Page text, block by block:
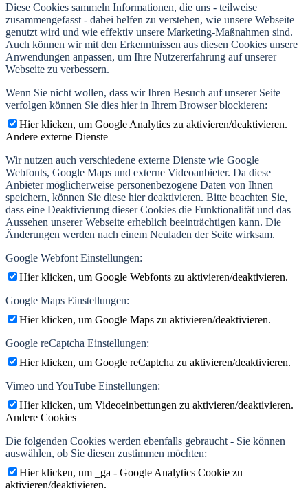
Diese Cookies sammeln Informationen, die uns - teilweise
zusammengefasst - dabei helfen zu verstehen, wie unsere Webseite
genutzt wird und wie effektiv unsere Marketing-Maßnahmen sind.
Auch können wir mit den Erkenntnissen aus diesen Cookies unsere
Anwendungen anpassen, um Ihre Nutzererfahrung auf unserer
Webseite zu verbessern.
Wenn Sie nicht wollen, dass wir Ihren Besuch auf unserer Seite
verfolgen können Sie dies hier in Ihrem Browser blockieren:
Hier klicken, um Google Analytics zu aktivieren/deaktivieren.
Andere externe Dienste
Wir nutzen auch verschiedene externe Dienste wie Google
Webfonts, Google Maps und externe Videoanbieter. Da diese
Anbieter möglicherweise personenbezogene Daten von Ihnen
speichern, können Sie diese hier deaktivieren. Bitte beachten Sie,
dass eine Deaktivierung dieser Cookies die Funktionalität und das
Aussehen unserer Webseite erheblich beeinträchtigen kann. Die
Änderungen werden nach einem Neuladen der Seite wirksam.
Google Webfont Einstellungen:
Hier klicken, um Google Webfonts zu aktivieren/deaktivieren.
Google Maps Einstellungen:
Hier klicken, um Google Maps zu aktivieren/deaktivieren.
Google reCaptcha Einstellungen:
Hier klicken, um Google reCaptcha zu aktivieren/deaktivieren.
Vimeo und YouTube Einstellungen:
Hier klicken, um Videoeinbettungen zu aktivieren/deaktivieren.
Andere Cookies
Die folgenden Cookies werden ebenfalls gebraucht - Sie können
auswählen, ob Sie diesen zustimmen möchten:
Hier klicken, um _ga - Google Analytics Cookie zu
aktivieren/deaktivieren.